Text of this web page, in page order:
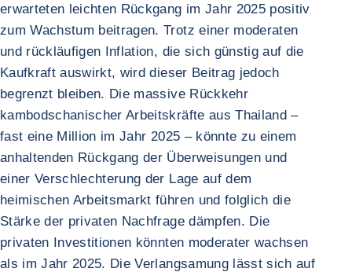
erwarteten leichten Rückgang im Jahr 2025 positiv
zum Wachstum beitragen. Trotz einer moderaten
und rückläufigen Inflation, die sich günstig auf die
Kaufkraft auswirkt, wird dieser Beitrag jedoch
begrenzt bleiben. Die massive Rückkehr
kambodschanischer Arbeitskräfte aus Thailand –
fast eine Million im Jahr 2025 – könnte zu einem
anhaltenden Rückgang der Überweisungen und
einer Verschlechterung der Lage auf dem
heimischen Arbeitsmarkt führen und folglich die
Stärke der privaten Nachfrage dämpfen. Die
privaten Investitionen könnten moderater wachsen
als im Jahr 2025. Die Verlangsamung lässt sich auf